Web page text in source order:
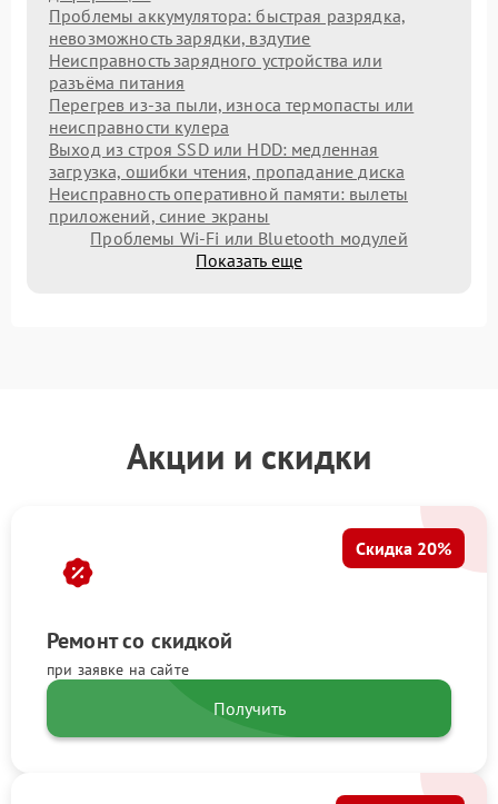
Проблемы аккумулятора: быстрая разрядка,
невозможность зарядки, вздутие
Неисправность зарядного устройства или
разъёма питания
Перегрев из‑за пыли, износа термопасты или
неисправности кулера
Выход из строя SSD или HDD: медленная
загрузка, ошибки чтения, пропадание диска
Неисправность оперативной памяти: вылеты
приложений, синие экраны
Проблемы Wi‑Fi или Bluetooth модулей
Показать еще
Акции и скидки
Ремонт со скидкой
при заявке на сайте
Скидка 20%
Получить